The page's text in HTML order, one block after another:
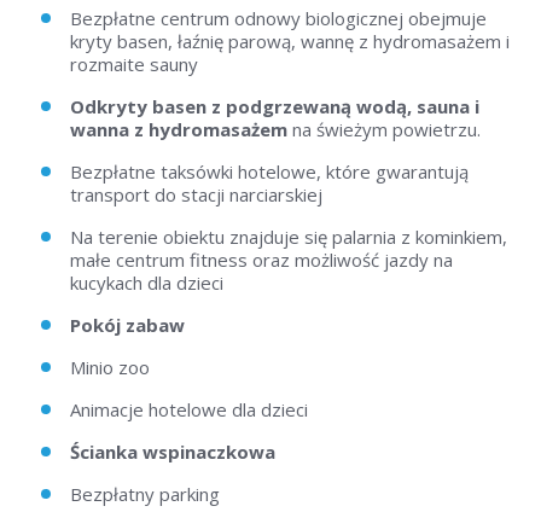
Bezpłatne centrum odnowy biologicznej obejmuje
kryty basen, łaźnię parową, wannę z hydromasażem i
rozmaite sauny
Odkryty basen z podgrzewaną wodą, sauna i
wanna z hydromasażem na świeżym powietrzu.
Bezpłatne taksówki hotelowe, które gwarantują
transport do stacji narciarskiej
Na terenie obiektu znajduje się palarnia z kominkiem,
małe centrum fitness oraz możliwość jazdy na
kucykach dla dzieci
Pokój zabaw
Minio zoo
Animacje hotelowe dla dzieci
Ścianka wspinaczkowa
Bezpłatny parking